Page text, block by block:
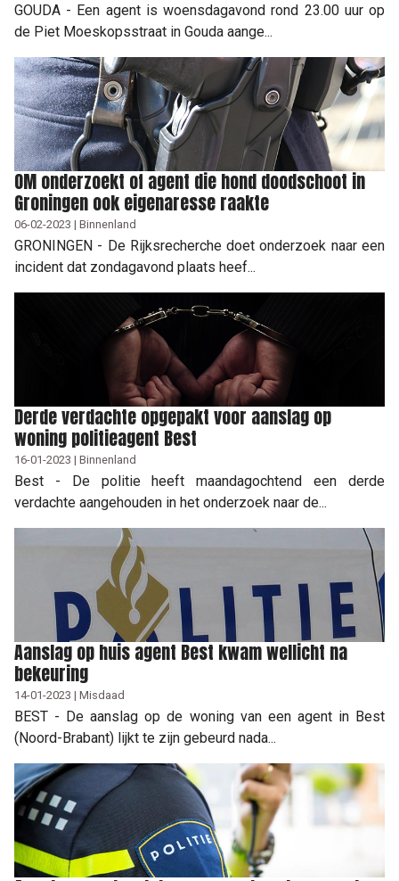
GOUDA - Een agent is woensdagavond rond 23.00 uur op
de Piet Moeskopsstraat in Gouda aange...
OM onderzoekt of agent die hond doodschoot in
Groningen ook eigenaresse raakte
06-02-2023 | Binnenland
GRONINGEN - De Rijksrecherche doet onderzoek naar een
incident dat zondagavond plaats heef...
Derde verdachte opgepakt voor aanslag op
woning politieagent Best
16-01-2023 | Binnenland
Best - De politie heeft maandagochtend een derde
verdachte aangehouden in het onderzoek naar de...
Aanslag op huis agent Best kwam wellicht na
bekeuring
14-01-2023 | Misdaad
BEST - De aanslag op de woning van een agent in Best
(Noord-Brabant) lijkt te zijn gebeurd nada...